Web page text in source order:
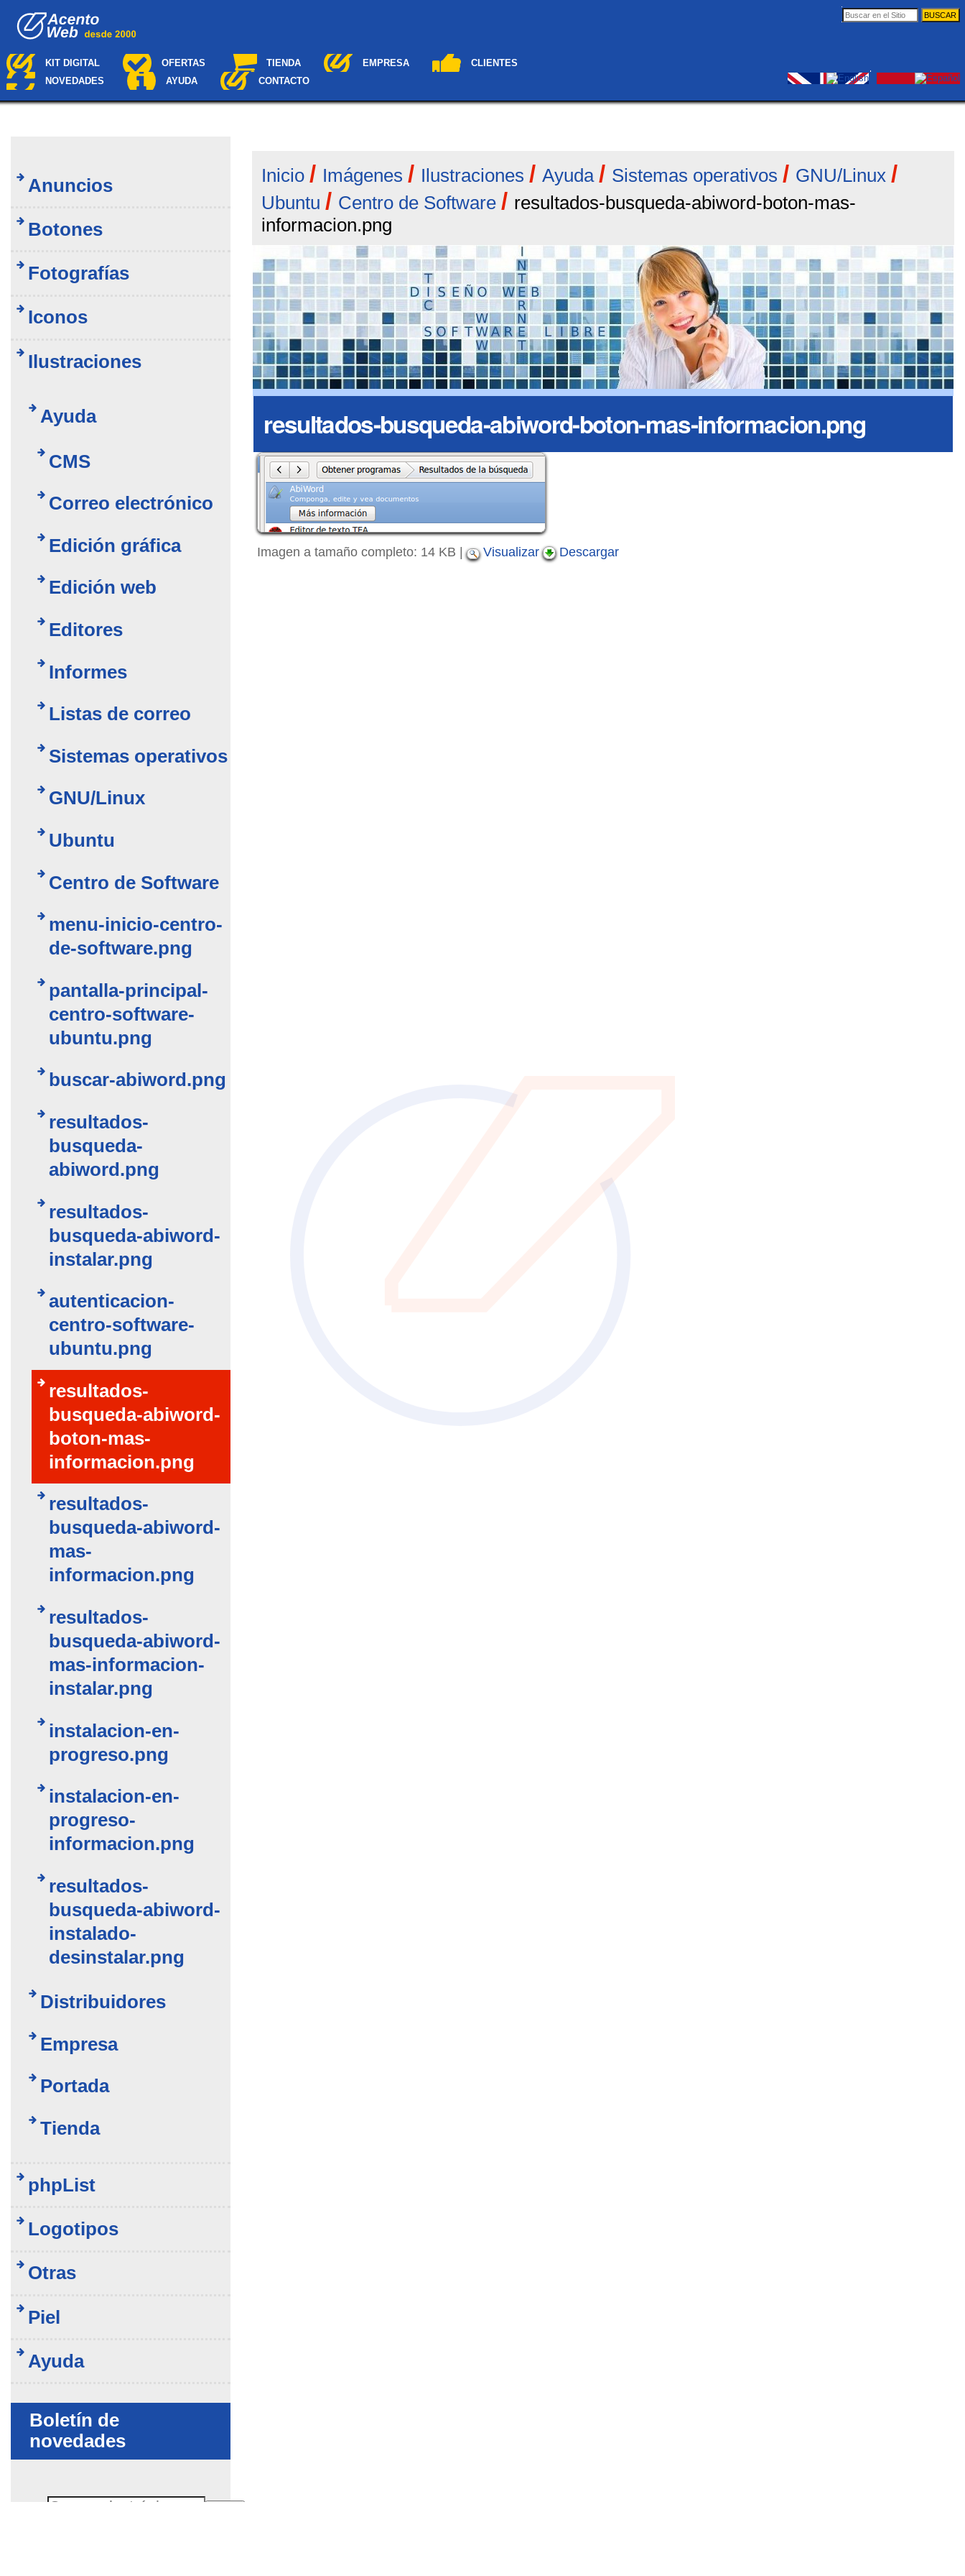
KIT DIGITAL OFERTAS TIENDA EMPRESA
CLIENTES
NOVEDADES
AYUDA CONTACTO
Buscar
Herramientas
Inicio / Imágenes / Ilustraciones / Ayuda / Sistemas operativos / GNU/Linux /
Ubuntu / Centro de Software / resultados-busqueda-abiword-boton-mas-
informacion.png
resultados-busqueda-abiword-boton-mas-informacion.png
Imagen a tamaño completo: 14 KB | Visualizar Descargar
Anuncios
Botones
Fotografías
Iconos
Ilustraciones
Ayuda
CMS
Correo electrónico
Edición gráfica
Edición web
Editores
Informes
Listas de correo
Sistemas operativos
GNU/Linux
Ubuntu
Centro de Software
menu-inicio-centro-
de-software.png
pantalla-principal-
centro-software-
ubuntu.png
buscar-abiword.png
resultados-
busqueda-
abiword.png
resultados-
busqueda-abiword-
instalar.png
autenticacion-
centro-software-
ubuntu.png
resultados-
busqueda-abiword-
boton-mas-
informacion.png
resultados-
busqueda-abiword-
mas-
informacion.png
resultados-
busqueda-abiword-
mas-informacion-
instalar.png
instalacion-en-
progreso.png
instalacion-en-
progreso-
informacion.png
resultados-
busqueda-abiword-
instalado-
desinstalar.png
Distribuidores
Empresa
Portada
Tienda
phpList
Logotipos
Otras
Piel
Ayuda
Boletín de
novedades